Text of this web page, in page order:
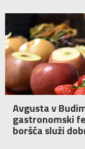
Avgusta v
gastronomski
boršča služi